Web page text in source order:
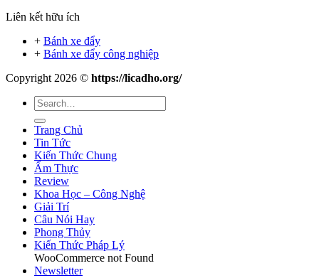
Liên kết hữu ích
+ Bánh xe đẩy
+ Bánh xe đẩy công nghiệp
Copyright 2026 © https://licadho.org/
Trang Chủ
Tin Tức
Kiến Thức Chung
Ẩm Thực
Review
Khoa Học – Công Nghệ
Giải Trí
Câu Nói Hay
Phong Thủy
Kiến Thức Pháp Lý
WooCommerce not Found
Newsletter